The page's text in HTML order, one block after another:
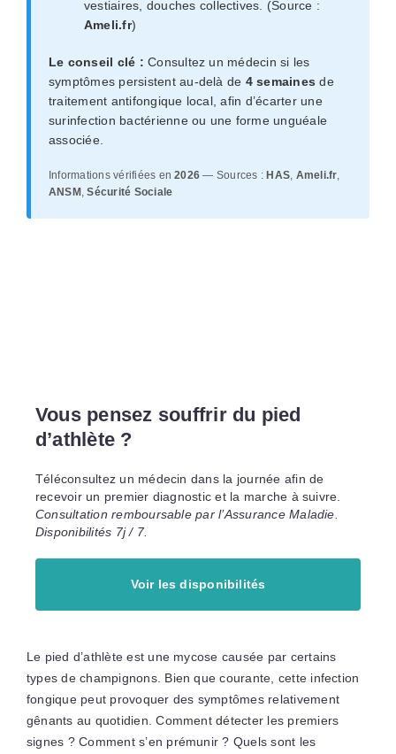
vestiaires, douches collectives. (Source :
Ameli.fr)
Le conseil clé : Consultez un médecin si les
symptômes persistent au-delà de 4 semaines de
traitement antifongique local, afin d’écarter une
surinfection bactérienne ou une forme unguéale
associée.
Informations vérifiées en2026 — Sources : HAS, Ameli.fr,
ANSM ,Sécurité Sociale
Vous pensez souffrir du pied
d’athlète ?
Téléconsultez un médecin dans la journée afin de
recevoir un premier diagnostic et la marche à suivre.
Consultation remboursable par l’Assurance Maladie.
Disponibilités 7j / 7.
Voir les disponibilités
Le pied d’athlète est une mycose causée par certains
types de champignons. Bien que courante, cette infection
fongique peut provoquer des symptômes relativement
gênants au quotidien. Comment détecter les premiers
signes ? Comment s’en prémunir ? Quels sont les